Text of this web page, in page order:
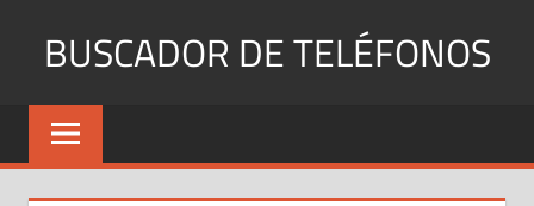
BUSCADOR DE TELÉFONOS
Identifica
Números
y